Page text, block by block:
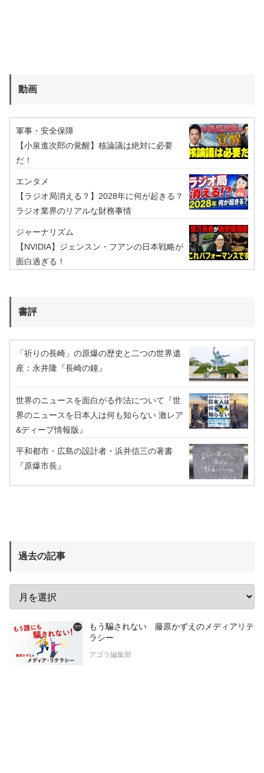
動画
軍事・安全保障
【小泉進次郎の覚醒】核論議は絶対に必要
だ！
エンタメ
【ラジオ局消える？】2028年に何が起きる？
ラジオ業界のリアルな財務事情
ジャーナリズム
【NVIDIA】ジェンスン・フアンの日本戦略が
面白過ぎる！
書評
「祈りの長崎」の原爆の歴史と二つの世界遺
産：永井隆『長崎の鐘』
世界のニュースを面白がる作法について『世
界のニュースを日本人は何も知らない 激レア
&ディープ情報版』
平和都市・広島の設計者・浜井信三の著書
『原爆市長』
過去の記事
もう騙されない 藤原かずえのメディアリテ
ラシー
アゴラ編集部